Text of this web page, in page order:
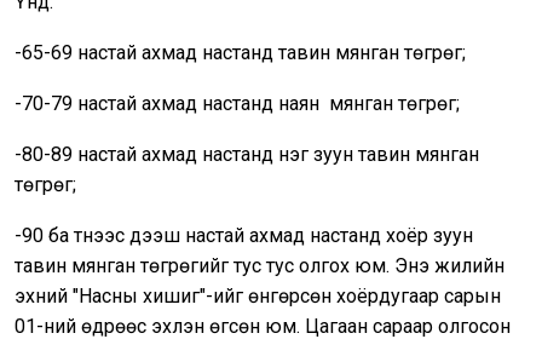
-65-69 настай ахмад настанд тавин мянган төгрөг;
-70-79 настай ахмад настанд наян мянган төгрөг;
-80-89 настай ахмад настанд нэг зуун тавин мянган
төгрөг;
-90 ба түүнээс дээш настай ахмад настанд хоёр зуун
тавин мянган төгрөгийг тус тус олгох юм. Энэ жилийн
эхний "Насны хишиг"-ийг өнгөрсөн хоёрдугаар сарын
01-ний өдрөөс эхлэн өгсөн юм. Цагаан сараар олгосон